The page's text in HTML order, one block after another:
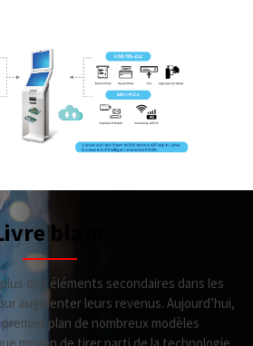
blanc
des éléments secondaires dans les
augmenter leurs revenus. Aujourd’hui,
plan de nombreux modèles
moyen de tirer parti de la technologie